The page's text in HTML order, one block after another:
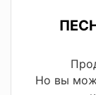
Но вы